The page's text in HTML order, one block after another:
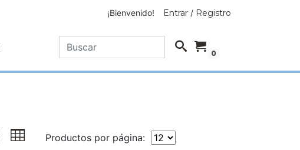
¡Bienvenido! Entrar / Registro
0
Productos por página: